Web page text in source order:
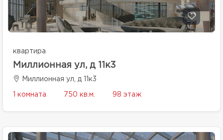
квартира
Миллионная ул, д 11к3
Миллионная ул, д 11к3
1 комната 750 кв.м. 98 этаж